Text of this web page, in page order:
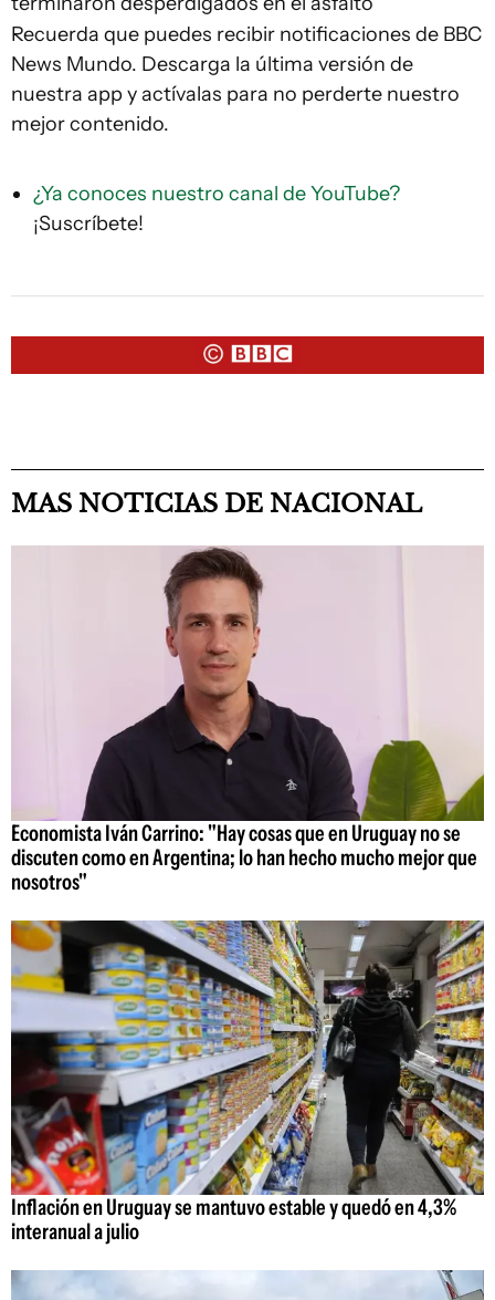
Recuerda que puedes recibir notificaciones de BBC
News Mundo. Descarga la última versión de
nuestra app y actívalas para no perderte nuestro
mejor contenido.
¿Ya conoces nuestro canal de YouTube?
¡Suscríbete!
MAS NOTICIAS DE NACIONAL
Economista Iván Carrino: "Hay cosas que en Uruguay no se
discuten como en Argentina; lo han hecho mucho mejor que
nosotros"
Inflación en Uruguay se mantuvo estable y quedó en 4,3%
interanual a julio